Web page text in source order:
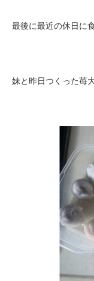
最後に最近の休日に
妹と昨日つくった苺